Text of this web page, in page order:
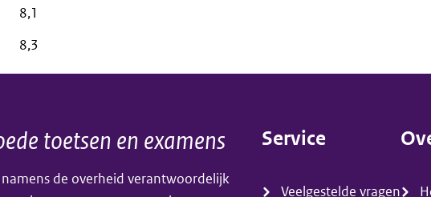
8,1
8,3
toetsen en examens
namens de overheid verantwoordelijk
Service
Veelgestelde vragen